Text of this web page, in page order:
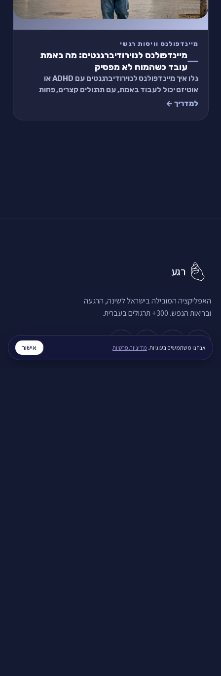
מיינדפולנס וויסות רגשי
מיינדפולנס לנוירודיברגנטים: מה באמת
עובד כשהמוח לא מפסיק
גלו איך מיינדפולנס לנוירודיברגנטים עם ADHD או
אוטיזם יכול לעבוד באמת, עם תרגולים קצרים, פחות
הצפה חושית ויותר התאמה לראש שלכם. שווה לנסות.
למדריך ←
רגע
האפליקציה המובילה בישראל לשינה, הרגעה
ובריאות הנפש. 300+ תרגולים בעברית.
אנחנו משתמשים בעוגיות. מדיניות פרטיות אישור